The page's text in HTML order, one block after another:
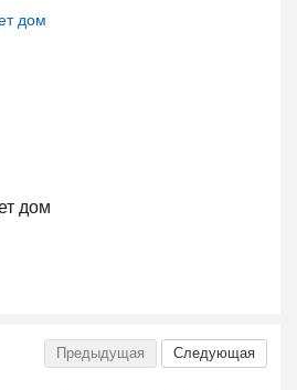
дом
Предыдущая Следующая